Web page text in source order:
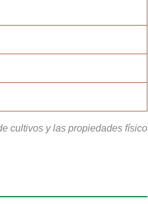
cultivos y las propiedades físico